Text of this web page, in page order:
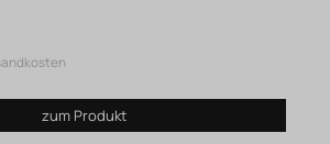
zum Produkt